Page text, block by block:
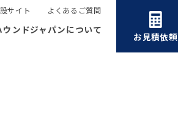
サイト よくあるご質問
ウンドジャパンについて
お見積依頼